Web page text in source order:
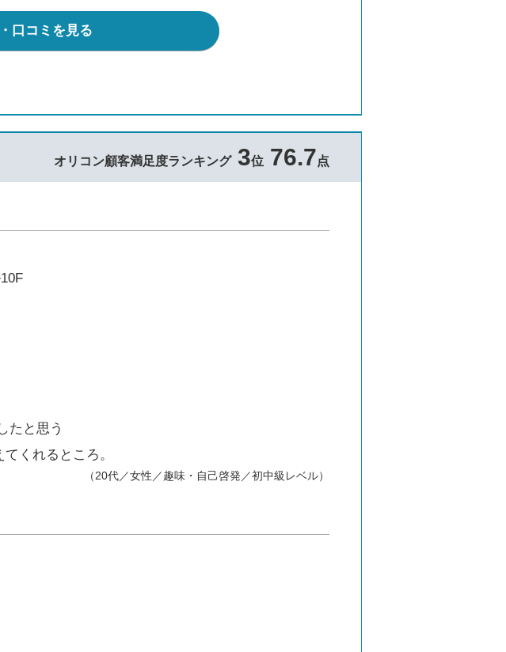
口コミを見る
オリコン顧客満足度ランキング3位 76.7点
たと思う
くれるところ。
（20代／女性／趣味・自己啓発／初中級レベル）